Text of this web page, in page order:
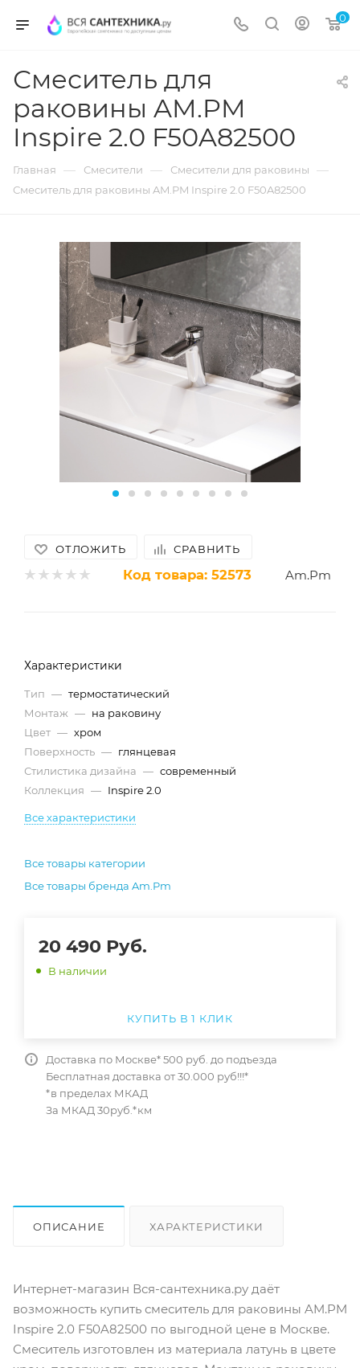
0
Смеситель для
раковины AM.PM
Inspire 2.0 F50A82500
Главная — Смесители — Смесители для раковины —
Смеситель для раковины AM.PM Inspire 2.0 F50A82500
ОТЛОЖИТЬ СРАВНИТЬ
Код товара: 52573 Am.Pm
Характеристики
Тип — термостатический
Монтаж — на раковину
Цвет — хром
Поверхность — глянцевая
Стилистика дизайна — современный
Коллекция — Inspire 2.0
Все характеристики
Все товары категории
Все товары бренда Am.Pm
20 490 Руб.
В наличии
КУПИТЬ В 1 КЛИК
Доставка по Москве* 500 руб. до подъезда
Бесплатная доставка от 30.000 руб!!!*
*в пределах МКАД
За МКАД 30руб.*км
ОПИСАНИЕ ХАРАКТЕРИСТИКИ
Интернет-магазин Вся-сантехника.ру даёт
возможность купить смеситель для раковины AM.PM
Inspire 2.0 F50A82500 по выгодной цене в Москве.
Смеситель изготовлен из материала латунь в цвете